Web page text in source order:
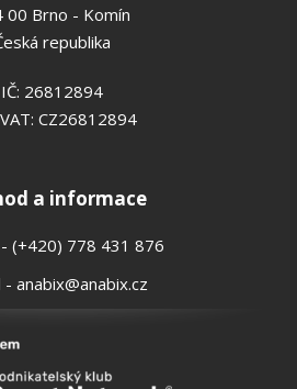
00 Brno - Komín
republika
IČ: 26812894
CZ26812894
a informace
(+420) 778 431 876
- anabix@anabix.cz